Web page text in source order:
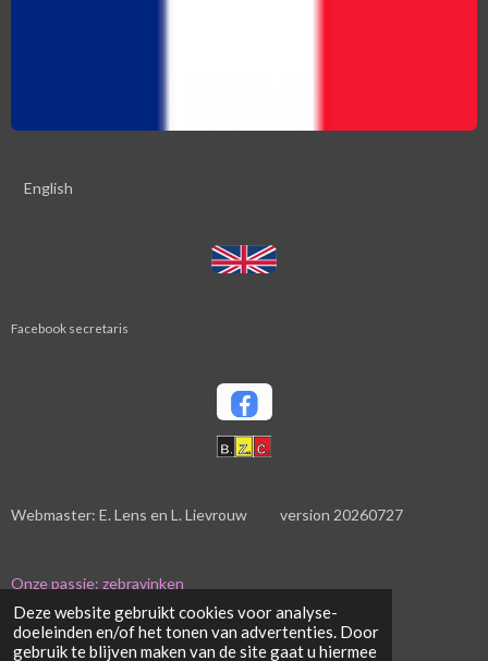
Deze website gebruikt cookies voor analyse-
doeleinden en/of het tonen van advertenties. Door
gebruik te blijven maken van de site gaat u hiermee
English
Facebook secretaris
Webmaster: E. Lens en L. Lievrouw version 20260727
Onze passie: zebravinken
© 2023 - 2026 bzc-zebravinken.be
Powered byJouwWeb